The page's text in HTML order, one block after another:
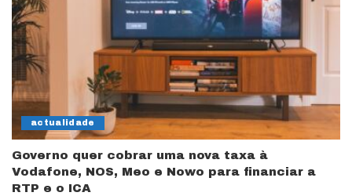
actualidade
Governo quer cobrar uma nova taxa à
Vodafone, NOS, Meo e Nowo para financiar a
RTP e o ICA